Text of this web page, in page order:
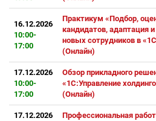
16.12.2026
10:00-
17:00
Практикум «Подбор,
кандидатов, адаптация
новых сотрудников в
(Онлайн)
17.12.2026
10:00-
17:00
Обзор прикладного
«1С:Управление
(Онлайн)
17.12.2026
Профессиональная